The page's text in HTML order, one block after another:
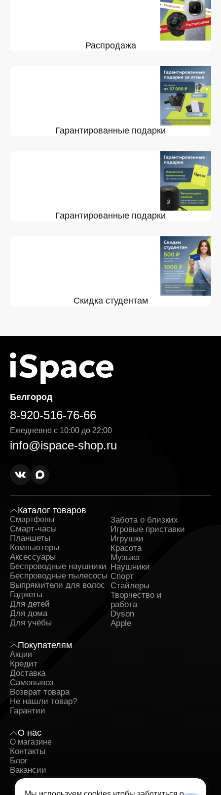
Распродажа
Гарантированные подарки
Гарантированные подарки
Скидка студентам
Белгород
8-920-516-76-66
Ежедневно с 10:00 до 22:00
info@ispace-shop.ru
Каталог товаров
Смартфоны
Смарт-часы
Планшеты
Компьютеры
Аксессуары
Беспроводные наушники
Беспроводные пылесосы
Выпрямители для волос
Гаджеты
Для детей
Для дома
Для учёбы
Забота о близких
Игровые приставки
Игрушки
Красота
Музыка
Наушники
Спорт
Стайлеры
Творчество и
работа
Dyson
Apple
Покупателям
Акции
Кредит
Доставка
Самовывоз
Возврат товара
Не нашли товар?
Гарантии
О нас
О магазине
Контакты
Блог
Вакансии